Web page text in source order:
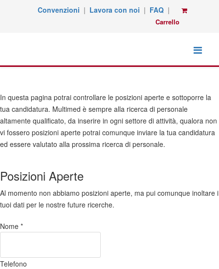
Convenzioni | Lavora con noi | FAQ |
Carrello
In questa pagina potrai controllare le posizioni aperte e sottoporre la
tua candidatura. Multimed è sempre alla ricerca di personale
altamente qualificato, da inserire in ogni settore di attività, qualora non
vi fossero posizioni aperte potrai comunque inviare la tua candidatura
ed essere valutato alla prossima ricerca di personale.
Posizioni Aperte
Al momento non abbiamo posizioni aperte, ma pui comunque inoltare i
tuoi dati per le nostre future ricerche.
Nome *
Telefono